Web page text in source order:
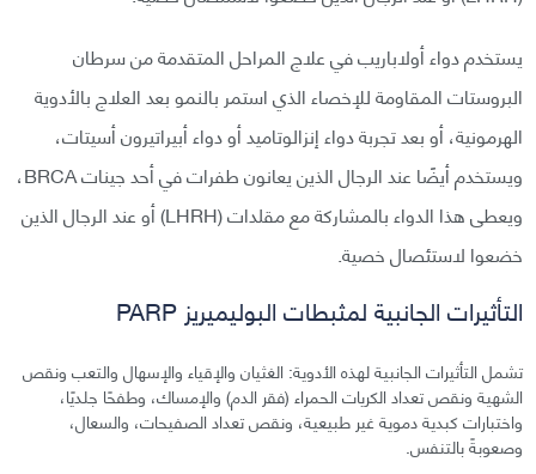
يستخدم دواء أولاباريب في علاج المراحل المتقدمة من سرطان
البروستات المقاومة للإخصاء الذي استمر بالنمو بعد العلاج بالأدوية
الهرمونية، أو بعد تجربة دواء إنزالوتاميد أو دواء أبيراتيرون أسيتات،
ويستخدم أيضًا عند الرجال الذين يعانون طفرات في أحد جينات BRCA،
ويعطى هذا الدواء بالمشاركة مع مقلدات (LHRH) أو عند الرجال الذين
خضعوا لاستئصال خصية.
التأثيرات الجانبية لمثبطات البوليميريز PARP
تشمل التأثيرات الجانبية لهذه الأدوية: الغثيان والإقياء والإسهال والتعب ونقص
الشهية ونقص تعداد الكريات الحمراء (فقر الدم) والإمساك، وطفحًا جلديًا،
واختبارات كبدية دموية غير طبيعية، ونقص تعداد الصفيحات، والسعال،
وصعوبةً بالتنفس.